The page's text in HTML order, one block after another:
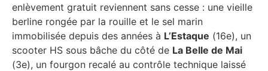
enlèvement gratuit reviennent sans cesse : une vieille
berline rongée par la rouille et le sel marin
immobilisée depuis des années à L’Estaque (16e), un
scooter HS sous bâche du côté de La Belle de Mai
(3e), un fourgon recalé au contrôle technique laissé